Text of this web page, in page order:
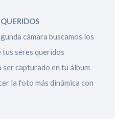
cámara buscamos los
seres queridos
ser capturado en tu álbum
la foto más dinámica con